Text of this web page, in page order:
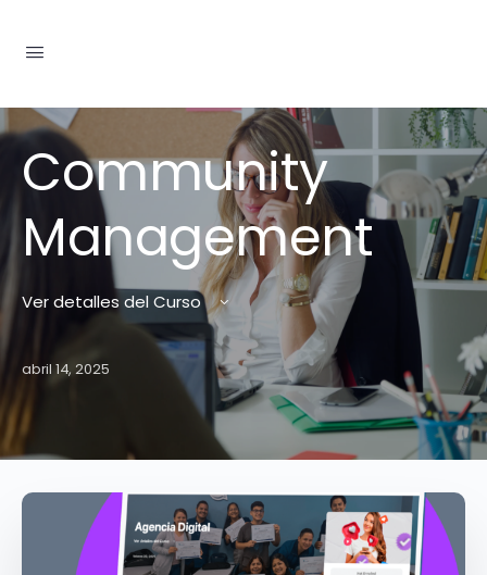
Community
Management
Ver detalles del Curso
abril 14, 2025